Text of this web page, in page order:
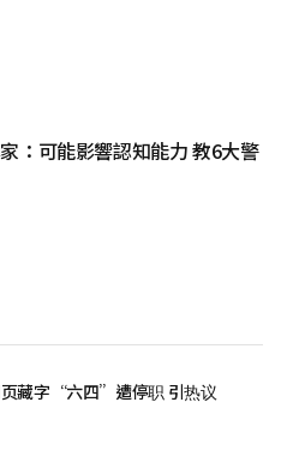
：可能影響認知能力 教6大警
藏字“六四”遭停职 引热议